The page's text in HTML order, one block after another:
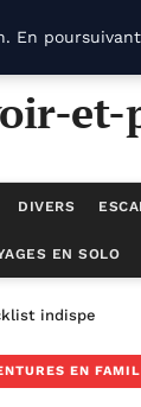
DIVERS
EN SOLO
indispensable
EN
En